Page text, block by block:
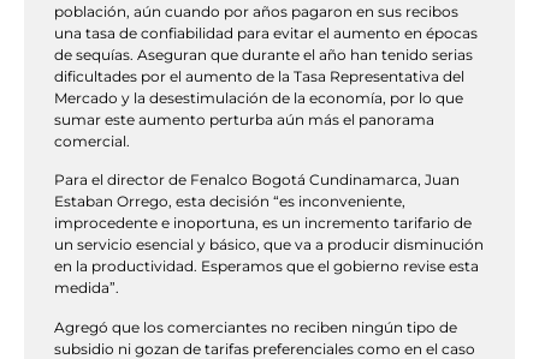
población, aún cuando por años pagaron en sus recibos
una tasa de confiabilidad para evitar el aumento en épocas
de sequías. Aseguran que durante el año han tenido serias
dificultades por el aumento de la Tasa Representativa del
Mercado y la desestimulación de la economía, por lo que
sumar este aumento perturba aún más el panorama
comercial.
Para el director de Fenalco Bogotá Cundinamarca, Juan
Estaban Orrego, esta decisión “es inconveniente,
improcedente e inoportuna, es un incremento tarifario de
un servicio esencial y básico, que va a producir disminución
en la productividad. Esperamos que el gobierno revise esta
medida”.
Agregó que los comerciantes no reciben ningún tipo de
subsidio ni gozan de tarifas preferenciales como en el caso